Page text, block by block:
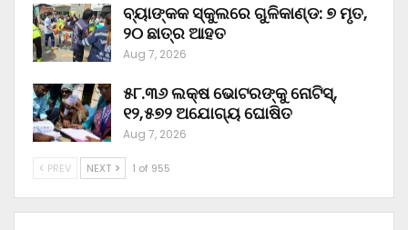
ବ୍ୟାଙ୍କକ ସ୍କୁଲରେ ଗୁଳିକାଣ୍ଡ: ୭ ମୃତ,
୨୦ ଛାତ୍ର ଆହତ
Aug 7, 2026
୫୮.୩୬ ଲକ୍ଷ ଭୋଟରଙ୍କୁ ନୋଟିସ୍‌,
୧୨,୫୭୨ ଅଯୋଗ୍ୟ ଘୋଷିତ
Aug 7, 2026
PREV NEXT 1 of 955